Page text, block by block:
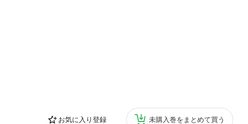
お気に入り登録 未購入巻をまとめて買う